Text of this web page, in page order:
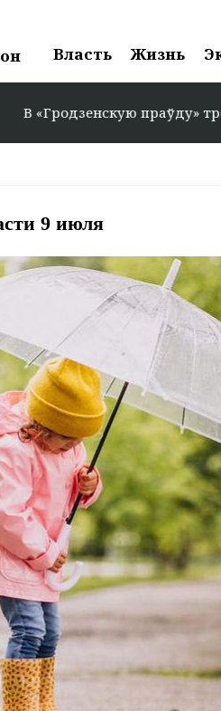
Власть Жизнь
«Гродзенскую праўду»
9 июля